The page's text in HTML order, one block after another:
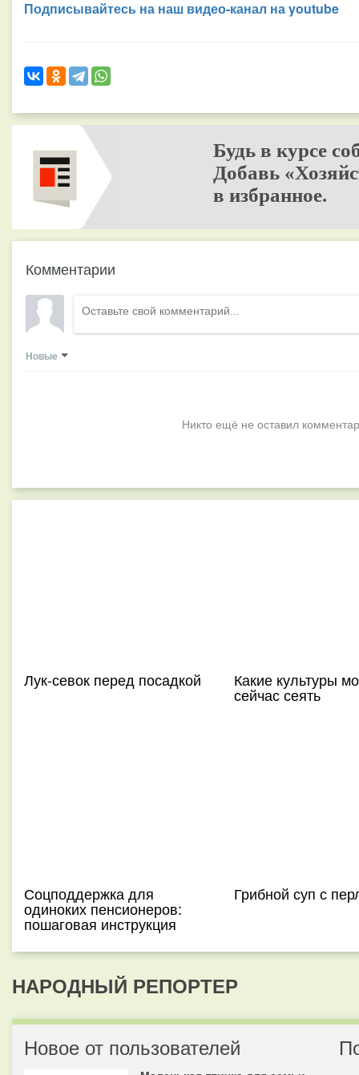
Подписывайтесь на наш видео-канал на youtube
Будь в курсе
Добавь
в избранное.
Комментарии
Новые
Никто ещё не оставил
Лук-севок перед посадкой Какие культуры
сейчас сеять
Соцподдержка для
одиноких пенсионеров:
пошаговая инструкция
Грибной суп с
НАРОДНЫЙ РЕПОРТЕР
Новое от пользователей